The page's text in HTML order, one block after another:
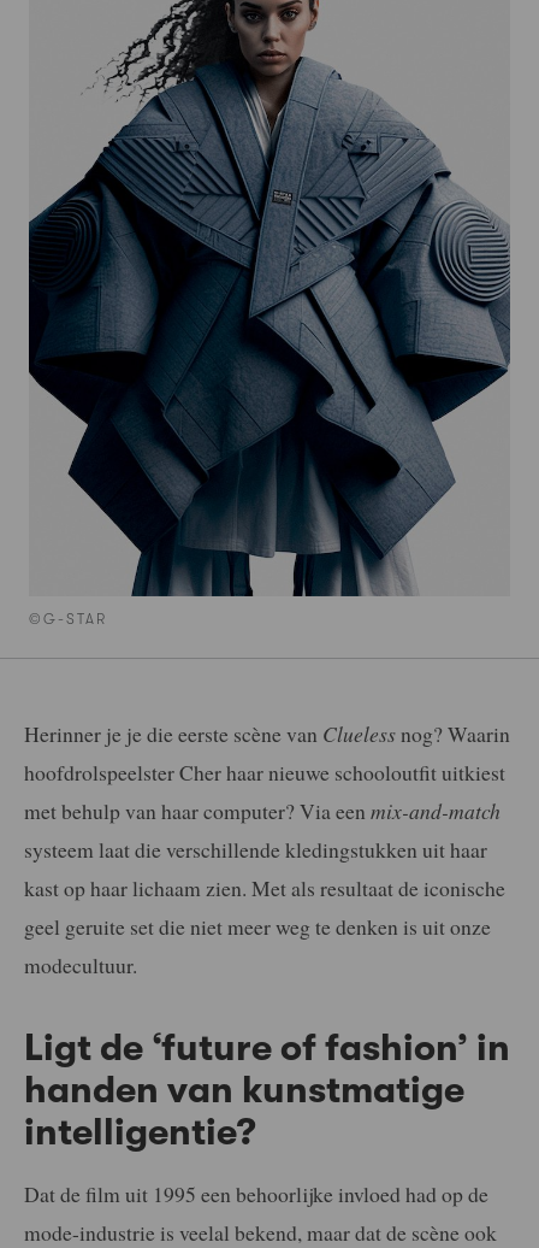
©G-STAR
Herinner je je die eerste scène van Cluelessnog? Waarin
hoofdrolspeelster Cher haar nieuwe schooloutfit uitkiest
met behulp van haar computer? Via een mix-and-match
systeem laat die verschillende kledingstukken uit haar
kast op haar lichaam zien. Met als resultaat de iconische
geel geruite set die niet meer weg te denken is uit onze
modecultuur.
Ligt de ‘future of fashion’ in
handen van kunstmatige
intelligentie?
Dat de film uit 1995 een behoorlijke invloed had op de
mode-industrie is veelal bekend, maar dat de scène ook